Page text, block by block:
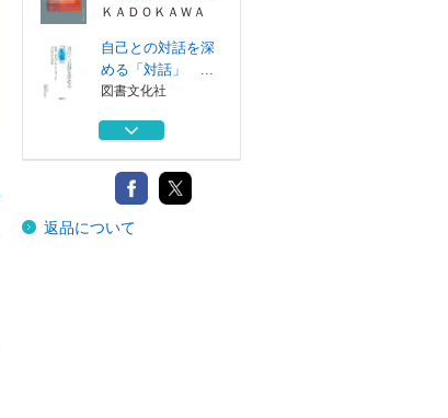
ＫＡＤＯＫＡＷＡ
自己との対話を深
める「対話」 ...
図書文化社
ＥＡМＡ道徳 多
明治図書出版
フランクル初期論
集１９２３－１...
返品について